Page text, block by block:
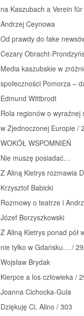
na Kaszubach a Verein
Andrzej Ceynowa
Od prawdy do fake
Cezary Obracht-
Media kaszubskie w
społeczności Pomorza –
Edmund Wittbrodt
Rola regionów o wyraźnej
w Zjednoczonej Europie /
WOKÓŁ WSPOMNIEŃ
Nie muszę posiadać…
Z Aliną Kietrys rozmawia
Krzysztof Babicki
Rozmowy o teatrze i
Józef Borzyszkowski
Z Aliną Kietrys ponad pół
nie tylko w Gdańsku… /
Wojsław Brydak
Kierpce a los człowieka /
Joanna Cichocka-Gula
Dziękuję Ci, Alino / 303